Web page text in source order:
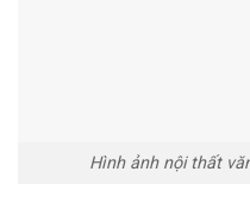
Hình ảnh nội thất